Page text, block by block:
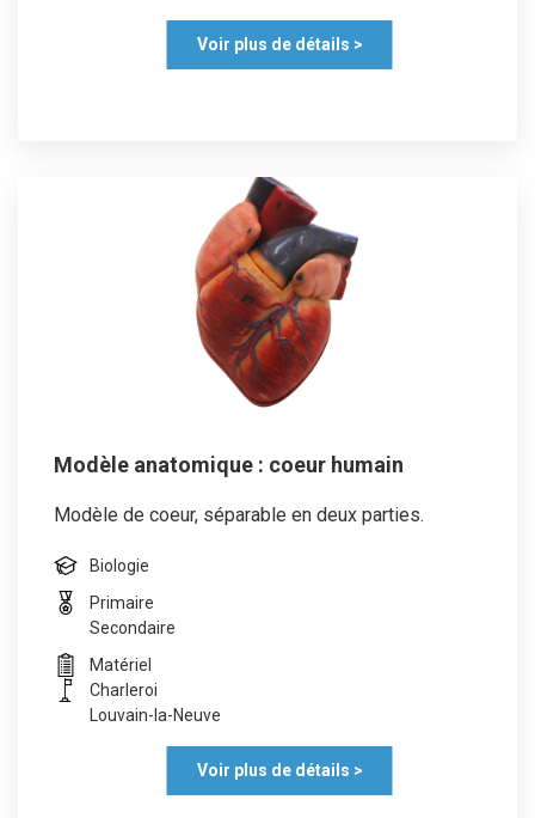
Voir plus de détails >
Modèle anatomique : coeur humain
Modèle de coeur, séparable en deux parties.
Biologie
Primaire
Secondaire
Matériel
Charleroi
Louvain-la-Neuve
Voir plus de détails >